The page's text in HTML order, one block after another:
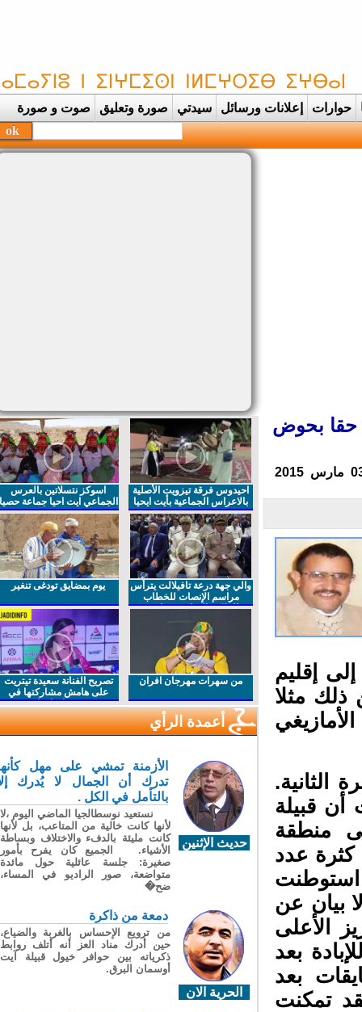
حوارات إعلانات ورسائل سيدتي صورة وتعليق صوت و صورة
حقا بحوض
إقليم
مثلا
قبيلة
منطقة
عدد
استوطنت
ولا بيان عن
الأعلى
بعد
بعد
تمكنت
احيدوس فرقة تيزويت الأصلية
بالاعراس الجماعية بأيت ايحيا
اسوكز نتسلاتين بالعرس
الجماعي ايت احيا جماعة حصيا
والي جهة درعة تافيلالت يترأس
مراسم الإنصات للخطاب
الملكي السامي بمناسبة
يوم بمضايق تودغى تنغير
من سهرات مهرجان افران
تصريح الفنانة سعيدة تيتريت
على هامش مشاركتها في
مهرجان افران
أعمدة الرأي
حديث الإثنين
الأزمنة تمشي على مهل كأنها
تدرك أن الجمال لا يُدرك إلا
بالتأمل في الكل .
نستعيد نوسطالجيا الماضي اليوم ،لا
لأنها كانت خالية من المتاعب، بل لأنها
كانت مليئة بالدفء والاختلاف وبساطة
الأشياء. الجميع كان يفرح بأمور
صغيرة: جلسة عائلية حول مائدة
متواضعة، صور الراديو في المساء،
ضح�
الحرية الان
دمعة من ذاكرة
من ترويع الإحساس بالغربة والضياع،
حين أدرك مناد العز أنه أتلف روابط
ذكرياته بين حوافر خيول قبيلة آيت
أوسمان البرق.